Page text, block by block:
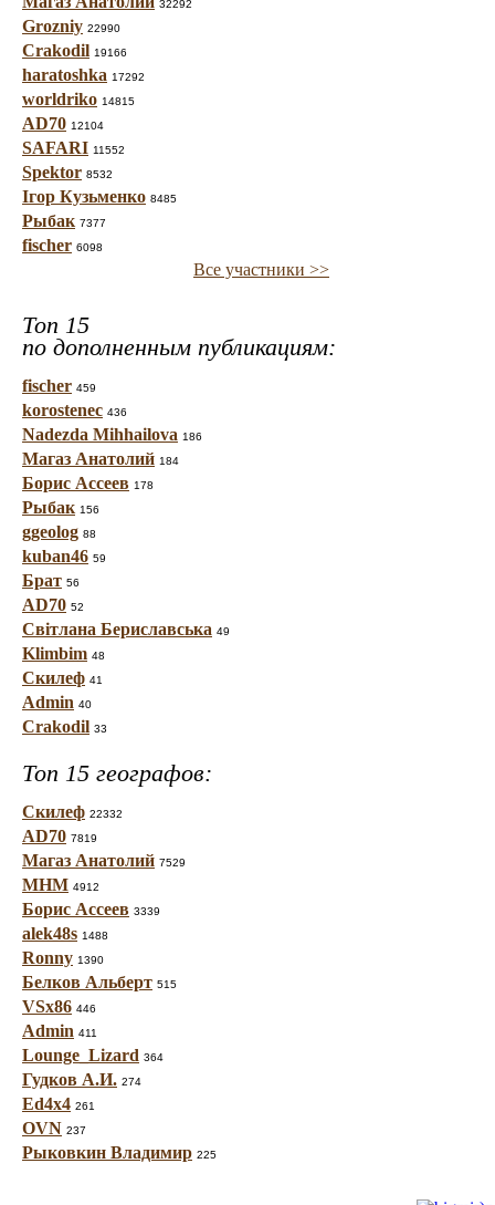
32292
Grozniy 22990
Crakodil 19166
haratoshka 17292
worldriko 14815
AD70 12104
SAFARI 11552
Spektor 8532
Ігор Кузьменко 8485
Рыбак 7377
fischer 6098
Все участники >>
Топ 15
по дополненным публикациям:
fischer 459
korostenec 436
Nadezda Mihhailova 186
Магаз Анатолий 184
Борис Ассеев 178
Рыбак 156
ggeolog 88
kuban46 59
Брат 56
AD70 52
Світлана Бериславська 49
Klimbim 48
Скилеф 41
Admin 40
Crakodil 33
Топ 15 географов:
Скилеф 22332
AD70 7819
Магаз Анатолий 7529
МНМ 4912
Борис Ассеев 3339
alek48s 1488
Ronny 1390
Белков Альберт 515
VSx86 446
Admin 411
Lounge_Lizard 364
Гудков А.И. 274
Ed4x4 261
OVN 237
Рыковкин Владимир 225